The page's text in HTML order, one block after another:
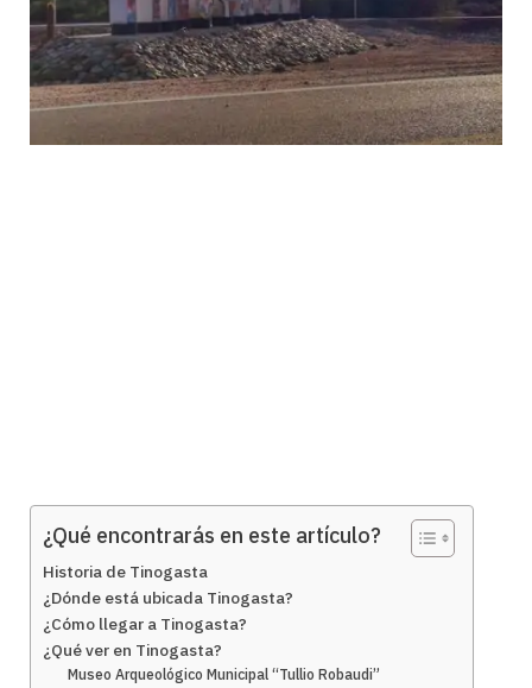
¿Qué encontrarás en este artículo?
Historia de Tinogasta
¿Dónde está ubicada Tinogasta?
¿Cómo llegar a Tinogasta?
¿Qué ver en Tinogasta?
Museo Arqueológico Municipal “Tullio Robaudi”